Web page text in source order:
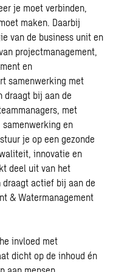
je moet verbinden,
maken. Daarbij
van de business unit en
projectmanagement,
en
samenwerking met
draagt bij aan de
met
en
je op een gezonde
innovatie en
deel uit van het
draagt actief bij aan de
& Watermanagement
invloed met
dicht op de inhoud én